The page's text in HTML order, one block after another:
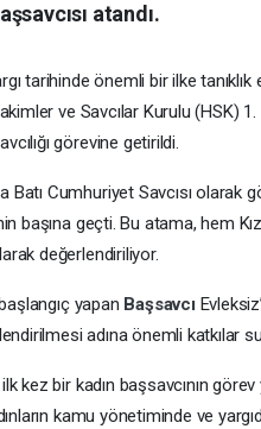
atandı.
tarihinde önemli bir ilke
ve Savcılar Kurulu (HSK)
görevine getirildi.
Batı Cumhuriyet Savcısı
başına geçti. Bu atama, hem
değerlendiriliyor.
yapan Başsavcı
adına önemli katkılar
ilk kez bir kadın başsavcının
kamu yönetiminde ve